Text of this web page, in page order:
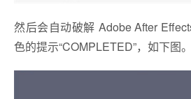
然后会自动破解 Adobe After
色的提示“COMPLETED”，如下图。